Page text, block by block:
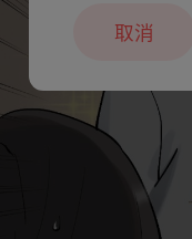
取消